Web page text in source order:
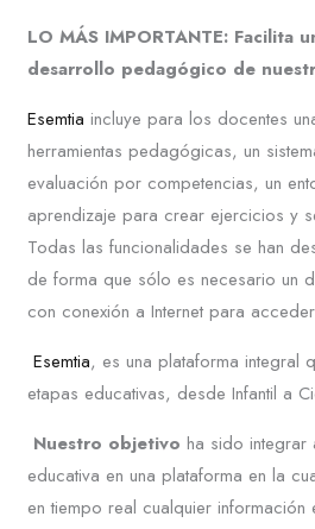
LO MÁS IMPORTANTE: Facilita
desarrollo pedagógico de
Esemtiaincluye para los docentes
herramientas pedagógicas, un
evaluación por competencias, un
aprendizaje para crear ejercicios y
Todas las funcionalidades se han
de forma que sólo es necesario un
con conexión a Internet para
Esemtia, es una plataforma integral
etapas educativas, desde Infantil a
Nuestro objetivo ha sido integrar
educativa en una plataforma en la
en tiempo real cualquier información